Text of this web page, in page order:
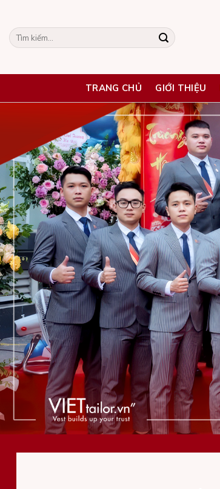
content
Tìm
kiếm:
TRANG CHỦ GIỚI THIỆU